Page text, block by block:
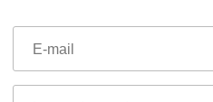
E-mail